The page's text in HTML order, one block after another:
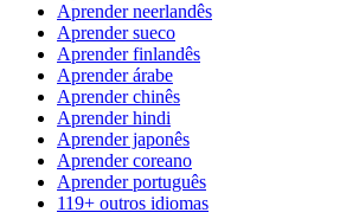
Aprender neerlandês
Aprender sueco
Aprender finlandês
Aprender árabe
Aprender chinês
Aprender hindi
Aprender japonês
Aprender coreano
Aprender português
119+ outros idiomas